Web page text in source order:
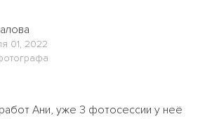
01, 2022
Ани, уже 3 фотосессии у неё